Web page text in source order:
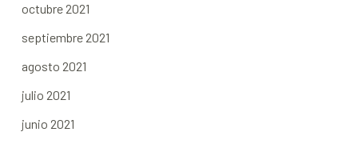
octubre 2021
septiembre 2021
agosto 2021
julio 2021
junio 2021